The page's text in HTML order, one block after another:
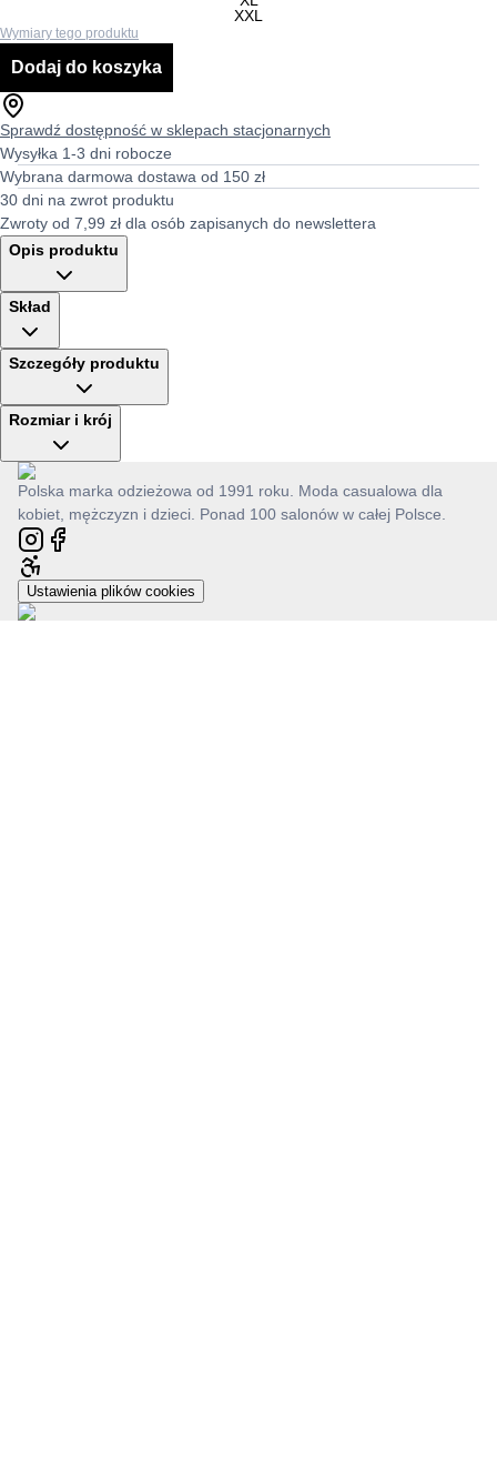
XXL
Wymiary tego produktu
Dodaj do koszyka
Sprawdź dostępność w sklepach stacjonarnych
Wysyłka 1-3 dni robocze
Wybrana darmowa dostawa od 150 zł
30 dni na zwrot produktu
Zwroty od 7,99 zł dla osób zapisanych do newslettera
Opis produktu
Skład
Szczegóły produktu
Rozmiar i krój
Polska marka odzieżowa od 1991 roku. Moda casualowa dla
kobiet, mężczyzn i dzieci. Ponad 100 salonów w całej Polsce.
Ustawienia plików cookies